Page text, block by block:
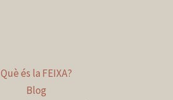
Què és la FEIXA?
Blog